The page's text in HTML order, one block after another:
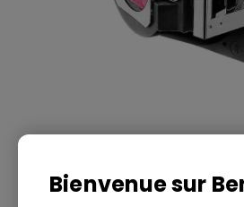
Bienvenue sur
Lamp for